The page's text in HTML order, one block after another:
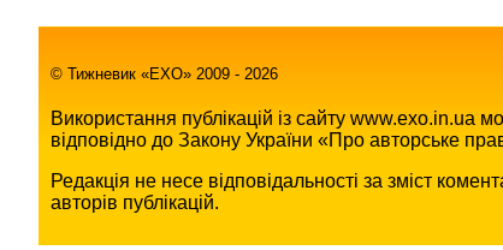
© Тижневик «EХO» 2009 - 2026
Використання публікацій із сайту www.exo.in.ua
відповідно до Закону України «Про авторське
Редакція не несе відповідальності за зміст
авторів публікацій.